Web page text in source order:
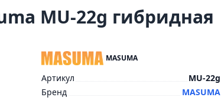
MU-22g гибридная
MASUMA
Артикул
MU-22g
Бренд
MASUMA